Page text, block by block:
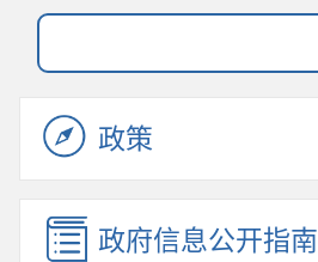
政策
政府信息公开指南